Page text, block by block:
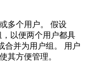
多个用户。 假设
以便两个用户都具
合并为用户组。 用户
其方便管理。